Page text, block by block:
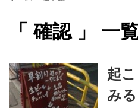
「 確認 」 一
起
み